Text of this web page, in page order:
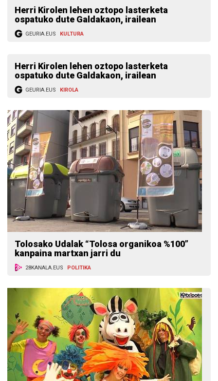
Herri Kirolen lehen oztopo lasterketa
ospatuko dute Galdakaon, irailean
GEURIA.EUS KULTURA
Herri Kirolen lehen oztopo lasterketa
ospatuko dute Galdakaon, irailean
GEURIA.EUS KIROLA
Tolosako Udalak “Tolosa organikoa %100”
kanpaina martxan jarri du
28KANALA.EUS POLITIKA